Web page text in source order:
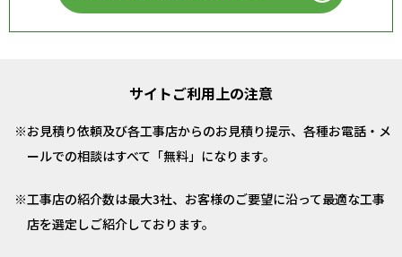
サイトご利用上の注意
お見積り依頼及び各工事店からのお見積り提示、各種お電話・メ
ールでの相談はすべて「無料」になります。
工事店の紹介数は最大3社、お客様のご要望に沿って最適な工事
店を選定しご紹介しております。